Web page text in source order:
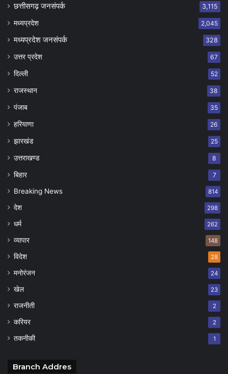
छत्तीसगढ़ जनसंपर्क 3,115
मध्यप्रदेश 2,045
मध्यप्रदेश जनसंपर्क 328
उत्तर प्रदेश 67
दिल्ली 52
राजस्थान 38
पंजाब 35
हरियाणा 26
झारखंड 25
उत्तराखण्ड 8
बिहार 7
Breaking News 814
देश 298
धर्म 262
व्यापार 148
विदेश 28
मनोरंजन 24
खेल 23
राजनीती 2
करियर 2
तकनीकी 1
Branch Addres